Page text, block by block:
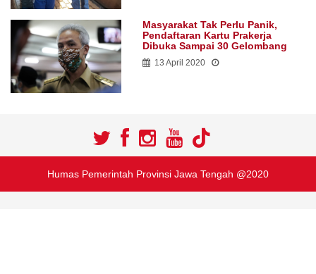
Masyarakat Tak Perlu Panik,
Pendaftaran Kartu Prakerja
Dibuka Sampai 30 Gelombang
13 April 2020
Humas Pemerintah Provinsi Jawa Tengah @2020